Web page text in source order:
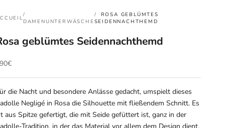
DAMENUNTERWÄSCHE
ROSA GEBLÜMTES
SEIDENNACHTHEMD
geblümtes Seidennachthemd
die Nacht und besondere Anlässe gedacht, umspielt dieses
Negligé in Rosa die Silhouette mit fließendem Schnitt. Es
aus Spitze gefertigt, die mit Seide gefüttert ist, ganz in der